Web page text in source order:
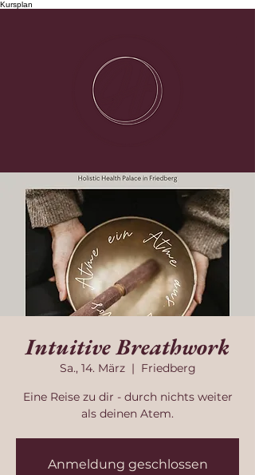
Kursplan
Intuitive Breathwork
Sa., 14. März
  |
Friedberg
Eine Reise zu dir - durch nichts weiter
als deinen Atem.
Anmeldung geschlossen